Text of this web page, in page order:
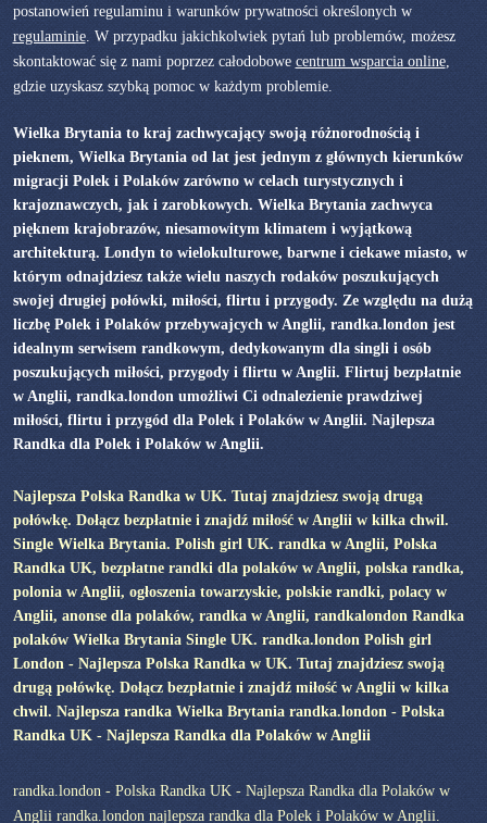
postanowień regulaminu i warunków prywatności określonych w
regulaminie. W przypadku jakichkolwiek pytań lub problemów, możesz
skontaktować się z nami poprzez całodobowe centrum wsparcia online,
gdzie uzyskasz szybką pomoc w każdym problemie.
Wielka Brytania to kraj zachwycający swoją różnorodnością i
pieknem, Wielka Brytania od lat jest jednym z głównych kierunków
migracji Polek i Polaków zarówno w celach turystycznych i
krajoznawczych, jak i zarobkowych. Wielka Brytania zachwyca
pięknem krajobrazów, niesamowitym klimatem i wyjątkową
architekturą. Londyn to wielokulturowe, barwne i ciekawe miasto, w
którym odnajdziesz także wielu naszych rodaków poszukujących
swojej drugiej połówki, miłości, flirtu i przygody. Ze względu na dużą
liczbę Polek i Polaków przebywajcych w Anglii, randka.london jest
idealnym serwisem randkowym, dedykowanym dla singli i osób
poszukujących miłości, przygody i flirtu w Anglii. Flirtuj bezpłatnie
w Anglii, randka.london umożliwi Ci odnalezienie prawdziwej
miłości, flirtu i przygód dla Polek i Polaków w Anglii. Najlepsza
Randka dla Polek i Polaków w Anglii.
Najlepsza Polska Randka w UK. Tutaj znajdziesz swoją drugą
połówkę. Dołącz bezpłatnie i znajdź miłość w Anglii w kilka chwil.
Single Wielka Brytania. Polish girl UK. randka w Anglii, Polska
Randka UK, bezpłatne randki dla polaków w Anglii, polska randka,
polonia w Anglii, ogłoszenia towarzyskie, polskie randki, polacy w
Anglii, anonse dla polaków, randka w Anglii, randkalondon Randka
polaków Wielka Brytania Single UK. randka.london Polish girl
London - Najlepsza Polska Randka w UK. Tutaj znajdziesz swoją
drugą połówkę. Dołącz bezpłatnie i znajdź miłość w Anglii w kilka
chwil. Najlepsza randka Wielka Brytania randka.london - Polska
Randka UK - Najlepsza Randka dla Polaków w Anglii
randka.london - Polska Randka UK - Najlepsza Randka dla Polaków w
Anglii randka.london najlepsza randka dla Polek i Polaków w Anglii.